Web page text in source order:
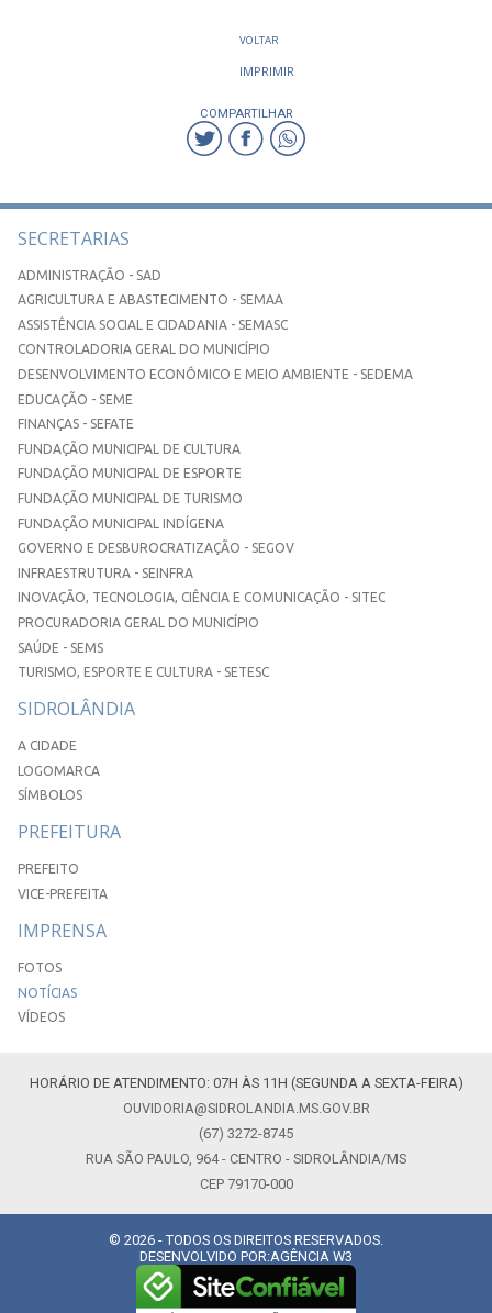
VOLTAR
IMPRIMIR
COMPARTILHAR
SECRETARIAS
ADMINISTRAÇÃO - SAD
AGRICULTURA E ABASTECIMENTO - SEMAA
ASSISTÊNCIA SOCIAL E CIDADANIA - SEMASC
CONTROLADORIA GERAL DO MUNICÍPIO
DESENVOLVIMENTO ECONÔMICO E MEIO AMBIENTE - SEDEMA
EDUCAÇÃO - SEME
FINANÇAS - SEFATE
FUNDAÇÃO MUNICIPAL DE CULTURA
FUNDAÇÃO MUNICIPAL DE ESPORTE
FUNDAÇÃO MUNICIPAL DE TURISMO
FUNDAÇÃO MUNICIPAL INDÍGENA
GOVERNO E DESBUROCRATIZAÇÃO - SEGOV
INFRAESTRUTURA - SEINFRA
INOVAÇÃO, TECNOLOGIA, CIÊNCIA E COMUNICAÇÃO - SITEC
PROCURADORIA GERAL DO MUNICÍPIO
SAÚDE - SEMS
TURISMO, ESPORTE E CULTURA - SETESC
SIDROLÂNDIA
A CIDADE
LOGOMARCA
SÍMBOLOS
PREFEITURA
PREFEITO
VICE-PREFEITA
IMPRENSA
FOTOS
NOTÍCIAS
VÍDEOS
HORÁRIO DE ATENDIMENTO: 07H ÀS 11H (SEGUNDA A SEXTA-FEIRA)
OUVIDORIA@SIDROLANDIA.MS.GOV.BR
(67) 3272-8745
RUA SÃO PAULO, 964 - CENTRO - SIDROLÂNDIA/MS
CEP 79170-000
© 2026 - TODOS OS DIREITOS RESERVADOS.
DESENVOLVIDO POR:AGÊNCIA W3